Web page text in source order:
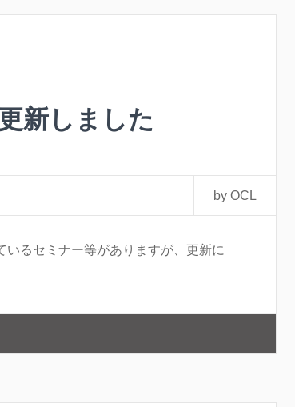
新しました
by OCL
るセミナー等がありますが、更新に